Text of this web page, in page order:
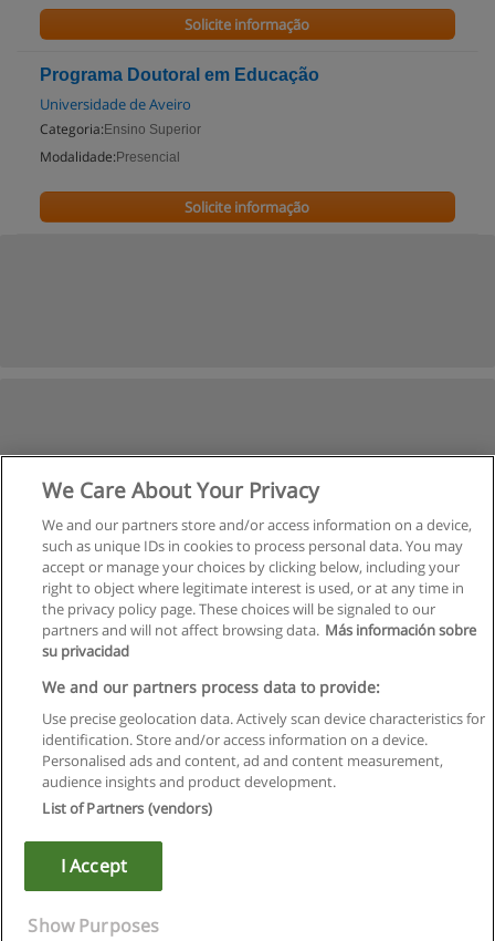
Solicite informação
Programa Doutoral em Educação
Universidade de Aveiro
Categoria: Ensino Superior
Modalidade: Presencial
Solicite informação
Regras de uso
Privacidade de dados
Copyright © Educaedu Business S.L. - CIF : B-95610580: -
We Care About Your Privacy
We and our partners store and/or access information on a device,
such as unique IDs in cookies to process personal data. You may
accept or manage your choices by clicking below, including your
right to object where legitimate interest is used, or at any time in
the privacy policy page. These choices will be signaled to our
partners and will not affect browsing data. Más información sobre
su privacidad
We and our partners process data to provide:
Use precise geolocation data. Actively scan device characteristics for
identification. Store and/or access information on a device.
Personalised ads and content, ad and content measurement,
audience insights and product development.
List of Partners (vendors)
I Accept
Show Purposes